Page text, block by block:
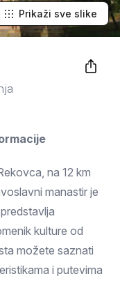
Prikaži sve slike
na 12 km
manastir je
kulture od
možete saznati
i putevima